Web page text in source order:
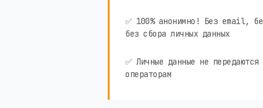
✅ 100% анонимно! Без email,
без сбора личных данных
✅ Личные данные не передаются
операторам